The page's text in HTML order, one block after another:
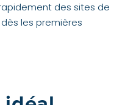
des sites de
les premières